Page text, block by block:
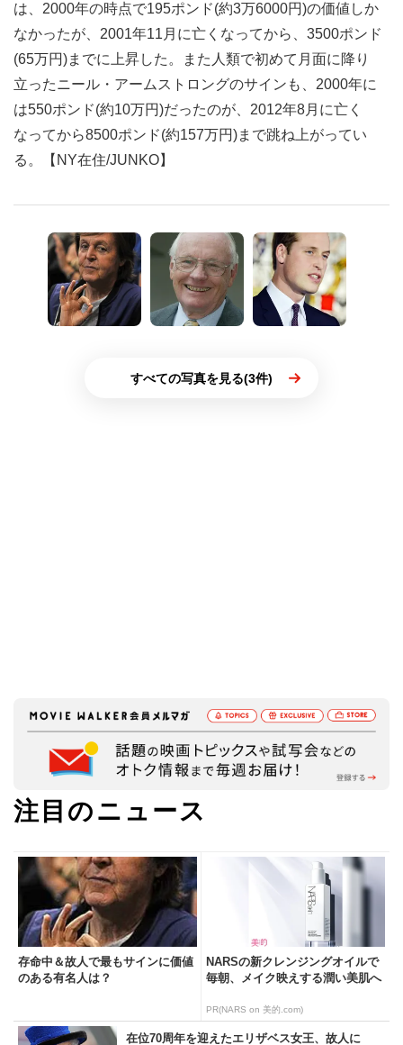
は、2000年の時点で195ポンド(約3万6000円)の価値しか
なかったが、2001年11月に亡くなってから、3500ポンド
(65万円)までに上昇した。また人類で初めて月面に降り
立ったニール・アームストロングのサインも、2000年に
は550ポンド(約10万円)だったのが、2012年8月に亡く
なってから8500ポンド(約157万円)まで跳ね上がってい
る。【NY在住/JUNKO】
すべての写真を見る(3件)
注目のニュース
存命中＆故人で最もサインに価値
のある有名人は？
NARSの新クレンジングオイルで
毎朝、メイク映えする潤い美肌へ
PR(NARS on 美的.com)
在位70周年を迎えたエリザベス女王、故人に